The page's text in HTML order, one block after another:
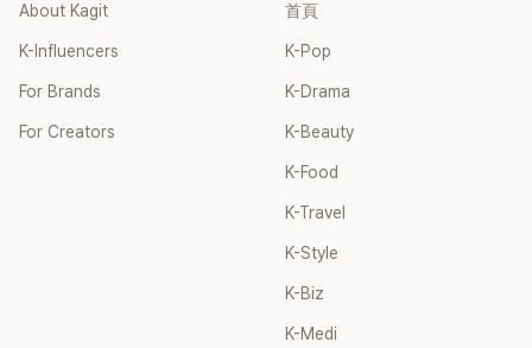
About Kagit
K-Influencers
For Brands
For Creators
首頁
K-Pop
K-Drama
K-Beauty
K-Food
K-Travel
K-Style
K-Biz
K-Medi